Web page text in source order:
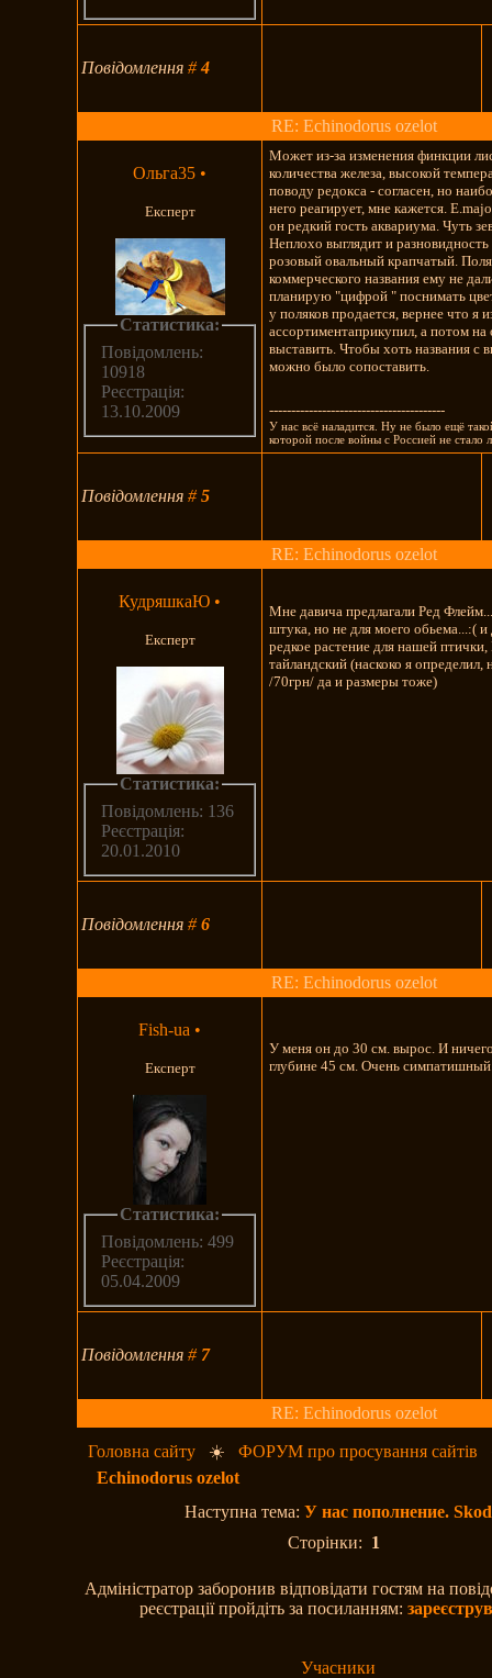
Повідомлення#4
RE: Echinodorus ozelot
Ольга35 •
Експерт
Статистика:
Повідомлень:
10918
Реєстрація:
13.10.2009
Может из-за изменения финкции
количества железа, высокой
поводу редокса - согласен, но
него реагирует, мне кажется.
он редкий гость аквариума. Чуть
Неплохо выглядит и
розовый овальный крапчатый.
коммерческого названия ему не
планирую "цифрой " поснимать
у поляков продается, вернее что я
ассортиментаприкупил, а потом на
выставить. Чтобы хоть названия с
можно было сопоставить.
----------------------------------------
У нас всё наладится. Ну не было ещё
которой после войны с Россией не стало
Повідомлення#5
RE: Echinodorus ozelot
КудряшкаЮ •
Експерт
Статистика:
Повідомлень: 136
Реєстрація:
20.01.2010
Мне давича предлагали Ред
штука, но не для моего обьема...:( и
редкое растение для нашей
тайландский (наскоко я определил,
/70грн/ да и размеры тоже)
Повідомлення#6
RE: Echinodorus ozelot
Fish-ua •
Експерт
Статистика:
Повідомлень: 499
Реєстрація:
05.04.2009
У меня он до 30 см. вырос. И
глубине 45 см. Очень
Повідомлення# 7
RE: Echinodorus ozelot
Головна сайту ☀️ФОРУМ про просування сайтів
Echinodorus ozelot
Наступна тема:У нас пополнение.
Сторінки: 1
Адміністратор заборонив відповідати гостям на
реєстрації пройдіть за посиланням:
Учасники